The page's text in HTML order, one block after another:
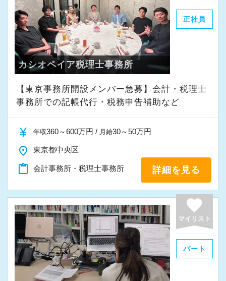
選考の流れとしてはまずは書類選考を行い追っ
て面接という形をとらせていただいておりま
す。
面接も大変変わっており、弊社の良い部分悪い
部分も全て開示させていただき、それをもって
皆様に弊社を判断いただくスタイルをとってい
ます。
た」という感想を持つ方がかなりいますので、
是非とも一度弊社をご見学に来てください。
給与を含め、会計事務所の待遇は一般的にとて
も酷いものが多いと感じています。
額面は少し大きく見せてはいるものの、実はみ
なし残業時間が40時間超も含まれており、さら
にそれを超えた労働時間があっても残業申請出
来ないケースがざらにあります。
さらに昇給ペースも非常に遅く、1年間に1万円
ても多いと思います。
計事務所の定着率の悪さに直結しているのは明
らかです。
そこで弊社は未経験者であっても初任給は月額
32.5万円という高水準とする報酬体系を採って
います。そのため未経験者であっても1年目の報
酬は450万円を超える水準となります。
この水準の報酬を保障しなければ、東京では最
低水準の生活を維持する事が出来ず、いずれモ
正社員
カシオペイア税理士事務所
【東京事務所開設メンバー急募】会計・税理士
事務所での記帳代行・税務申告補助など
currency_yen 年収360～600万円 / 月給30～50万円
place 東京都中央区
content_paste 会計事務所・税理士事務所 詳細を見る
favorite
マイリスト
パート